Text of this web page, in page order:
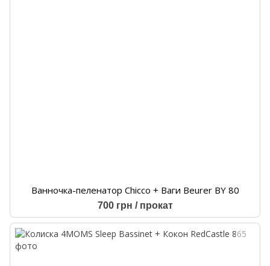
Ванночка-пеленатор Chicco + Ваги Beurer BY 80
700 грн / прокат